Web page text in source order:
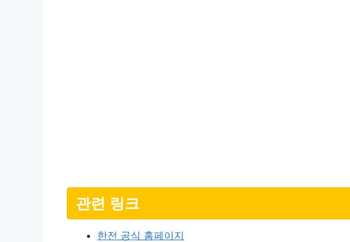
관련 링크
한전 공식 홈페이지